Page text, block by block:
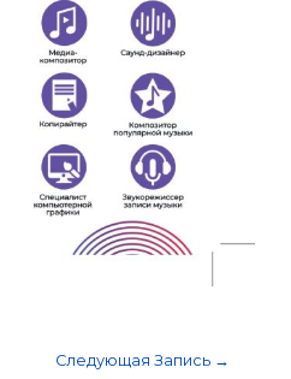
Следующая Запись →